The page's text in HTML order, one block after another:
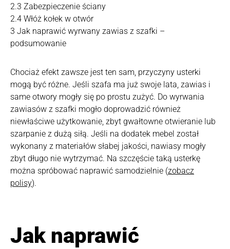
2.3 Zabezpieczenie ściany
2.4 Włóż kołek w otwór
3 Jak naprawić wyrwany zawias z szafki –
podsumowanie
Chociaż efekt zawsze jest ten sam, przyczyny usterki
mogą być różne. Jeśli szafa ma już swoje lata, zawias i
same otwory mogły się po prostu zużyć. Do wyrwania
zawiasów z szafki mogło doprowadzić również
niewłaściwe użytkowanie, zbyt gwałtowne otwieranie lub
szarpanie z dużą siłą. Jeśli na dodatek mebel został
wykonany z materiałów słabej jakości, nawiasy mogły
zbyt długo nie wytrzymać. Na szczęście taką usterkę
można spróbować naprawić samodzielnie (zobacz
polisy).
Jak naprawić